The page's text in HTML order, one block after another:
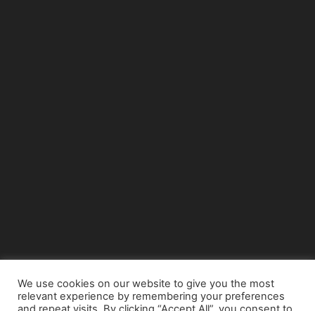
© Copyright 2015 - www.airnews.gr
We use cookies on our website to give you the most
relevant experience by remembering your preferences